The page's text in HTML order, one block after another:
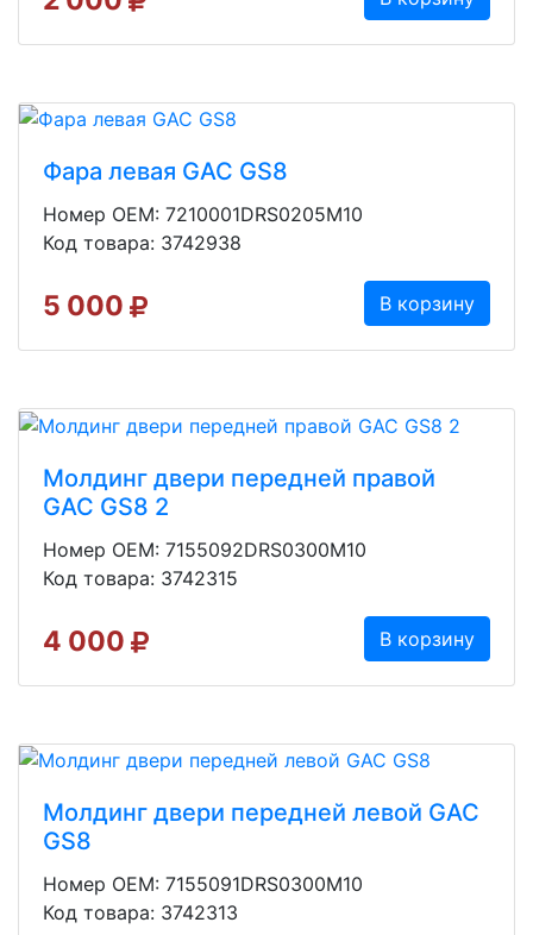
Фара левая GAC GS8
Номер OEM: 7210001DRS0205M10
Код товара: 3742938
5 000 В корзину
Молдинг двери передней правой
GAC GS8 2
Номер OEM: 7155092DRS0300M10
Код товара: 3742315
4 000 В корзину
Молдинг двери передней левой GAC
GS8
Номер OEM: 7155091DRS0300M10
Код товара: 3742313